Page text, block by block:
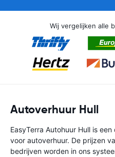
Wij vergelijken alle
Autoverhuur Hull
EasyTerra Autohuur Hull is
voor autoverhuur. De prijzen
bedrijven worden in ons